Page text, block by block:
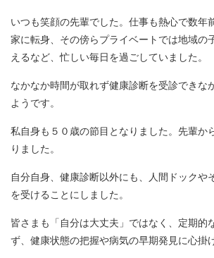
イベント
お申し込み
いつも笑顔の先輩でした。仕事も熱心で数年
家に転身、その傍らプライベートでは地域の
えるなど、忙しい毎日を過ごしていました。
なかなか時間が取れず健康診断を受診できな
ようです。
私自身も５０歳の節目となりました。先輩か
りました。
自分自身、健康診断以外にも、人間ドックや
を受けることにしました。
皆さまも「自分は大丈夫」ではなく、定期的
ず、健康状態の把握や病気の早期発見に心掛